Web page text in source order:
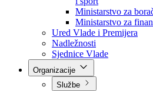
zaštitu okoline
Ministarstvo za
i sport
Ministarstvo za
Ministarstvo za
Ured Vlade i Premijera
Nadležnosti
Sjednice Vlade